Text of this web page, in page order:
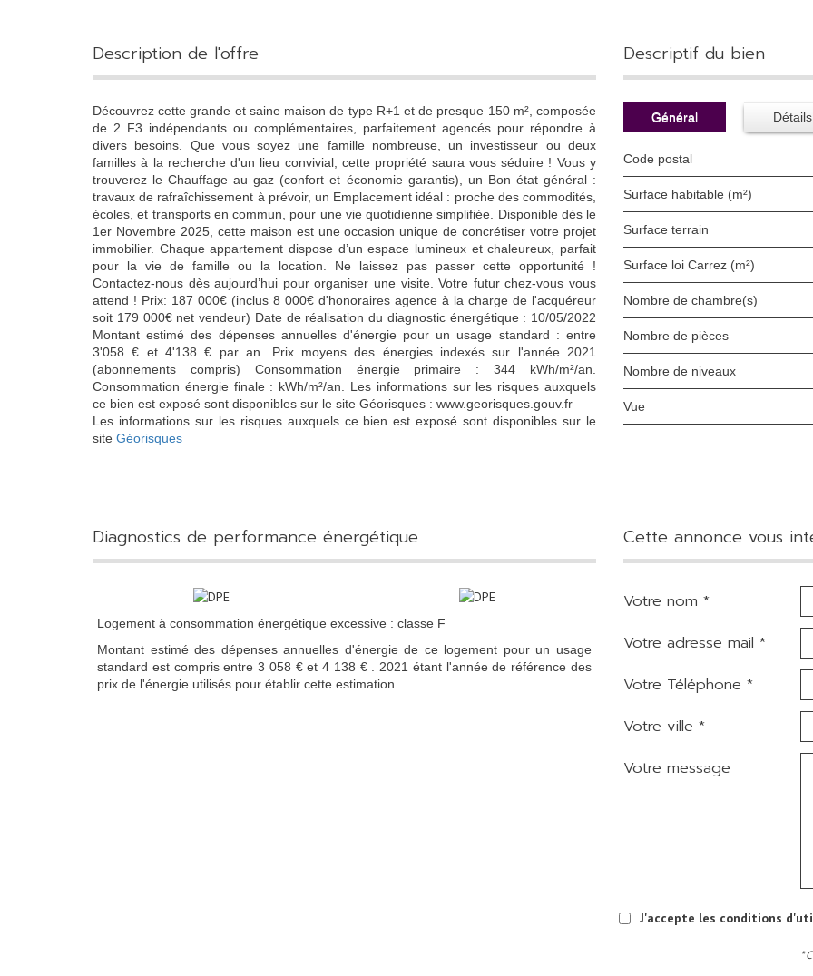
description de l'offre
Découvrez cette grande et saine maison de type R+1 et de presque 150 m², composée
de 2 F3 indépendants ou complémentaires, parfaitement agencés pour répondre à
divers besoins. Que vous soyez une famille nombreuse, un investisseur ou deux
familles à la recherche d'un lieu convivial, cette propriété saura vous séduire ! Vous y
trouverez le Chauffage au gaz (confort et économie garantis), un Bon état général :
travaux de rafraîchissement à prévoir, un Emplacement idéal : proche des commodités,
écoles, et transports en commun, pour une vie quotidienne simplifiée. Disponible dès le
1er Novembre 2025, cette maison est une occasion unique de concrétiser votre projet
immobilier. Chaque appartement dispose d’un espace lumineux et chaleureux, parfait
pour la vie de famille ou la location. Ne laissez pas passer cette opportunité !
Contactez-nous dès aujourd’hui pour organiser une visite. Votre futur chez-vous vous
attend ! Prix: 187 000€ (inclus 8 000€ d'honoraires agence à la charge de l'acquéreur
soit 179 000€ net vendeur) Date de réalisation du diagnostic énergétique : 10/05/2022
Montant estimé des dépenses annuelles d'énergie pour un usage standard : entre
3'058 € et 4'138 € par an. Prix moyens des énergies indexés sur l'année 2021
(abonnements compris) Consommation énergie primaire : 344 kWh/m²/an.
Consommation énergie finale : kWh/m²/an. Les informations sur les risques auxquels
ce bien est exposé sont disponibles sur le site Géorisques : www.georisques.gouv.fr
Les informations sur les risques auxquels ce bien est exposé sont disponibles sur le
site Géorisques
descriptif du bien
Général
Code postal
Surface habitable (m²)
surface terrain
Surface loi Carrez (m²)
Nombre de chambre(s)
Nombre de pièces
Nombre de niveaux
Vue
diagnostics de performance énergétique
Logement à consommation énergétique excessive : classe F
Montant estimé des dépenses annuelles d'énergie de ce logement pour un usage
standard est compris entre 3 058 € et 4 138 € . 2021 étant l'année de référence des
prix de l'énergie utilisés pour établir cette estimation.
cette annonce vous
Votre nom *
Votre adresse mail *
Votre Téléphone *
Votre ville *
Votre message
J'accepte les conditions
*